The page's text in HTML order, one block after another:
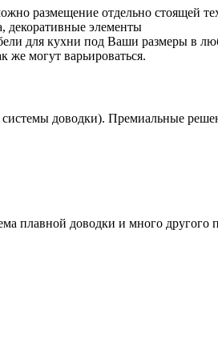
размещение отдельно стоящей
элементы
для кухни под Ваши размеры в
же могут варьироваться.
доводки). Премиальные
плавной доводки и много другого